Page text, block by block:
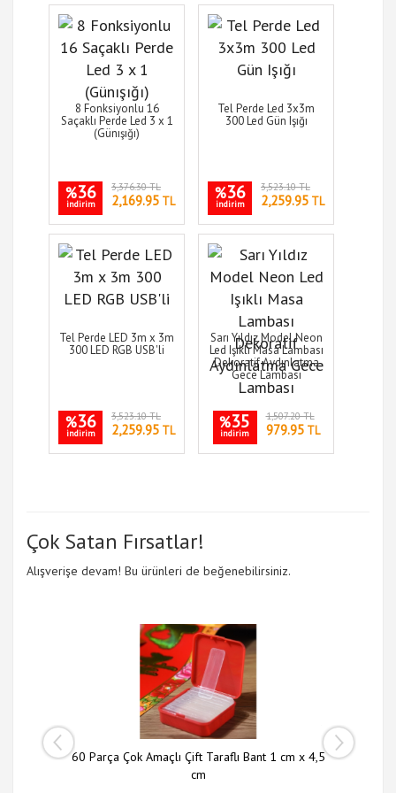
8 Fonksiyonlu 16
Saçaklı Perde Led 3 x 1
(Günışığı)
%36
indirim
3,376.30 TL
2,169.95 TL
Tel Perde Led 3x3m
300 Led Gün Işığı
%36
indirim
3,523.10 TL
2,259.95 TL
Tel Perde LED 3m x 3m
300 LED RGB USB'li
%36
indirim
3,523.10 TL
2,259.95 TL
Sarı Yıldız Model Neon
Led Işıklı Masa Lambası
Dekoratif Aydınlatma
Gece Lambası
%35
indirim
1,507.20 TL
979.95TL
Çok Satan Fırsatlar!
Alışverişe devam! Bu ürünleri de beğenebilirsiniz.
60 Parça Çok Amaçlı Çift Taraflı Bant 1 cm x 4,5
cm